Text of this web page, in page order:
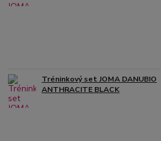
Tréninkový set JOMA DANUBIO
ANTHRACITE BLACK